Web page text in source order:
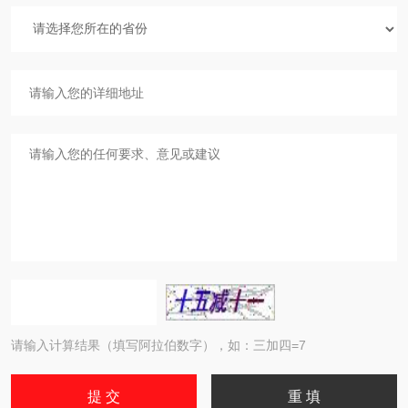
请输入计算结果（填写阿拉伯数字），如：三加四=7